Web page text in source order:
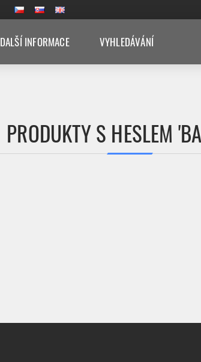
DALŠÍ INFORMACE VYHLEDÁVÁNÍ
PRODUKTY S HESLEM